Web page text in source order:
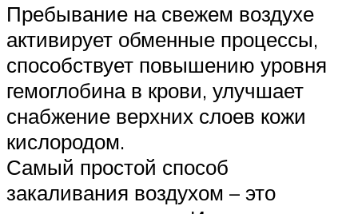
Пребывание на свежем воздухе
активирует обменные процессы,
способствует повышению уровня
гемоглобина в крови, улучшает
снабжение верхних слоев кожи
кислородом.
Самый простой способ
закаливания воздухом – это